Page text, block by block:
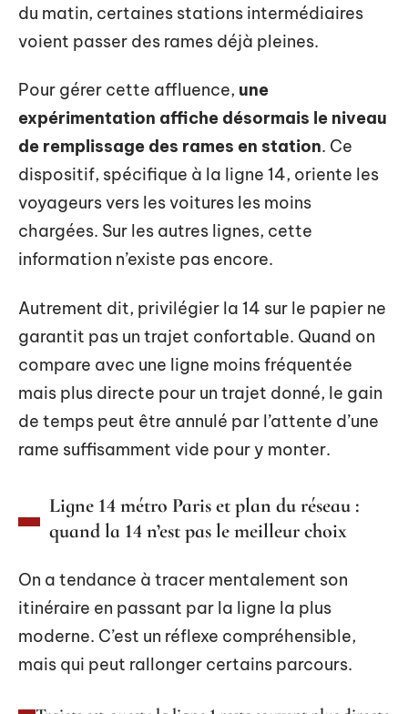
du matin, certaines stations intermédiaires
voient passer des rames déjà pleines.
Pour gérer cette affluence, une
expérimentation affiche désormais le niveau
de remplissage des rames en station. Ce
dispositif, spécifique à la ligne 14, oriente les
voyageurs vers les voitures les moins
chargées. Sur les autres lignes, cette
information n’existe pas encore.
Autrement dit, privilégier la 14 sur le papier ne
garantit pas un trajet confortable. Quand on
compare avec une ligne moins fréquentée
mais plus directe pour un trajet donné, le gain
de temps peut être annulé par l’attente d’une
rame suffisamment vide pour y monter.
Ligne 14 métro Paris et plan du réseau :
quand la 14 n’est pas le meilleur choix
On a tendance à tracer mentalement son
itinéraire en passant par la ligne la plus
moderne. C’est un réflexe compréhensible,
mais qui peut rallonger certains parcours.